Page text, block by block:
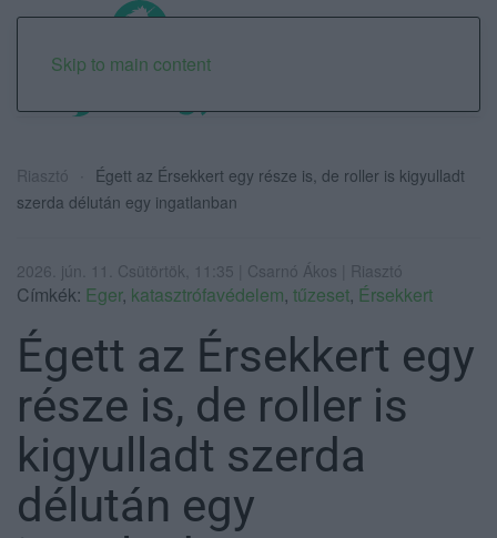
Skip to main content
Riasztó
Égett az Érsekkert egy része is, de roller is kigyulladt
szerda délután egy ingatlanban
2026. jún. 11. Csütörtök, 11:35 | Csarnó Ákos | Riasztó
Címkék: Eger, katasztrófavédelem, tűzeset, Érsekkert
Égett az Érsekkert egy
része is, de roller is
kigyulladt szerda
délután egy